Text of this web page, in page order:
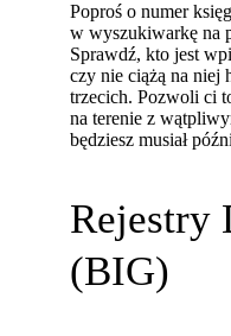
Poproś o numer
w wyszukiwarkę na
Sprawdź, kto jest
czy nie ciążą na niej
trzecich. Pozwoli ci
na terenie z
będziesz musiał
Rejestry
(BIG)